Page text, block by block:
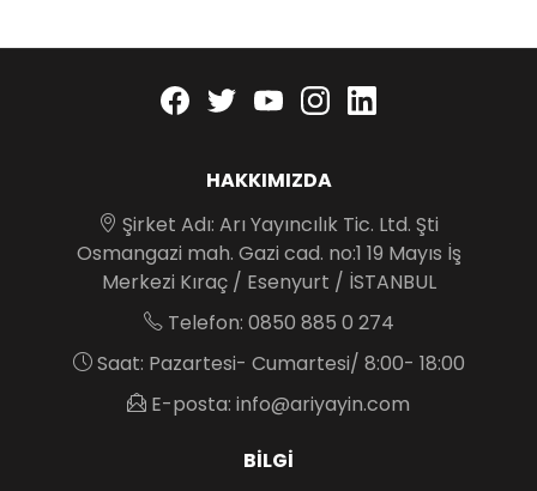
Facebook
twitteryoutubeinstagram
HAKKIMIZDA
Şirket Adı: Arı Yayıncılık Tic. Ltd. Şti
Osmangazi mah. Gazi cad. no:1 19 Mayıs İş
Merkezi Kıraç / Esenyurt / İSTANBUL
Telefon: 0850 885 0 274
Saat: Pazartesi- Cumartesi/ 8:00- 18:00
E-posta: info@ariyayin.com
BILGI